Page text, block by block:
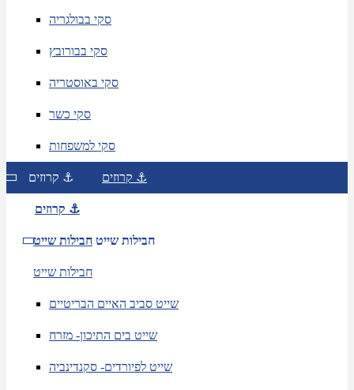
סקי בבולגריה
סקי בבורובץ
סקי באוסטריה
סקי כשר
סקי למשפחות
קרוזים ⚓ קרוזים ⚓
קרוזים ⚓
חבילות שייט חבילות שייט
חבילות שייט
שייט סביב האיים הבריטיים
שייט בים התיכון- מזרח
שייט לפיורדים- סקנדינביה